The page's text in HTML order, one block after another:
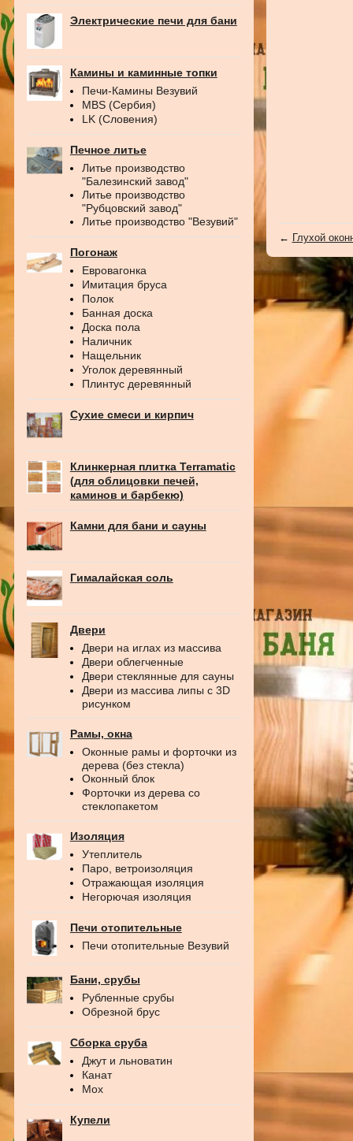
Электрические печи для бани
Камины и каминные топки
Печи-Камины Везувий
MBS (Сербия)
LK (Словения)
Печное литье
Литье производство
"Балезинский завод"
Литье производство
"Рубцовский завод"
Литье производство "Везувий"
Погонаж
Евровагонка
Имитация бруса
Полок
Банная доска
Доска пола
Наличник
Нащельник
Уголок деревянный
Плинтус деревянный
Сухие смеси и кирпич
Клинкерная плитка Terramatic
(для облицовки печей,
каминов и барбекю)
Камни для бани и сауны
Гималайская соль
Двери
Двери на иглах из массива
Двери облегченные
Двери стеклянные для сауны
Двери из массива липы с 3D
рисунком
Рамы, окна
Оконные рамы и форточки из
дерева (без стекла)
Оконный блок
Форточки из дерева со
стеклопакетом
Изоляция
Утеплитель
Паро, ветроизоляция
Отражающая изоляция
Негорючая изоляция
Печи отопительные
Печи отопительные Везувий
Бани, срубы
Рубленные срубы
Обрезной брус
Сборка сруба
Джут и льноватин
Канат
Мох
Купели
← Глухой